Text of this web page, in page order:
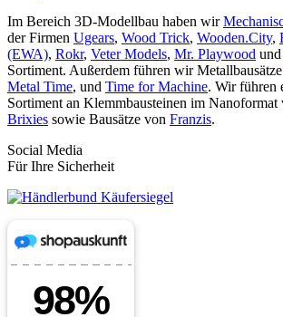
Im Bereich 3D-Modellbau haben wir
der Firmen Ugears, Wood Trick, Wooden.City,
(EWA), Rokr, Veter Models, Mr. Playwood und
Sortiment. Außerdem führen wir
Metal Time, und Time for Machine. Wir führen
Sortiment an Klemmbausteinen im Nanoformat
Brixies sowie Bausätze von Franzis.
Social Media
Für Ihre Sicherheit